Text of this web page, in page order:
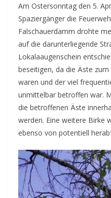
Am Ostersonntag den 5.
Spaziergänger die
Falschauerdamm drohte
auf die darunterliegende
Lokalaaugenschein
beseitigen, da die Äste
waren und der viel
unmittelbar betroffen war.
die betroffenen Äste
werden. Eine weitere Birke
ebenso von potentiell